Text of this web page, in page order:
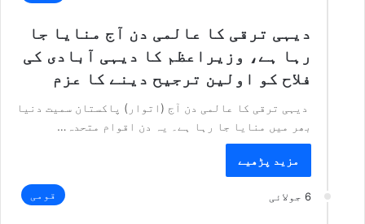
دیہی ترقی کا عالمی دن آج منایا جا
رہا ہے، وزیراعظم کا دیہی آبادی کی
فلاح کو اولین ترجیح دینے کا عزم
دیہی ترقی کا عالمی دن آج (اتوار) پاکستان سمیت دنیا
بھر میں منایا جا رہا ہے۔ یہ دن اقوام متحدہ…
مزید پڑھیے
6 جولائی قومی